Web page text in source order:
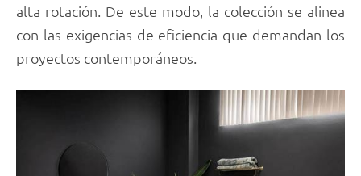
alta rotación. De este modo, la colección se alinea
con las exigencias de eficiencia que demandan los
proyectos contemporáneos.